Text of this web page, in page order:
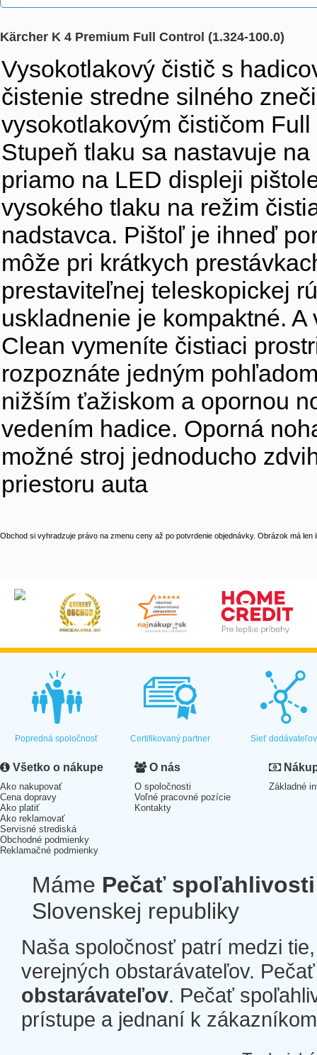
Kärcher K 4 Premium Full Control (1.324-100.0)
Vysokotlakový čistič s
čistenie stredne silného
vysokotlakovým čističom
Stupeň tlaku sa nastavuje
priamo na LED displeji
vysokého tlaku na režim
nadstavca. Pištoľ je ihneď
môže pri krátkych
prestaviteľnej teleskopickej
uskladnenie je kompaktné.
Clean vymeníte čistiaci
rozpoznáte jedným
nižším ťažiskom a opornou
vedením hadice. Oporná
možné stroj jednoducho
priestoru auta
Obchod si vyhradzuje právo na zmenu ceny až po potvrdenie objednávky. Obrázok má len
Popredná spoločnosť Certifikovaný partner Sieť dodávateľov
Všetko o nákupe
Ako nakupovať
Cena dopravy
Ako platiť
Ako reklamovať
Servisné strediská
Obchodné podmienky
Reklamačné podmienky
O nás
O spoločnosti
Voľné pracovné pozície
Kontakty
Základné
Máme Pečať spoľahlivosti
Slovenskej republiky
Naša spoločnosť patrí medzi
verejných obstarávateľov.
obstarávateľov. Pečať
prístupe a jednaní k